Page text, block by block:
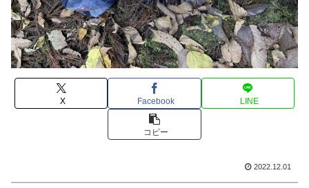
X Facebook LINE
コピー
2022.12.01